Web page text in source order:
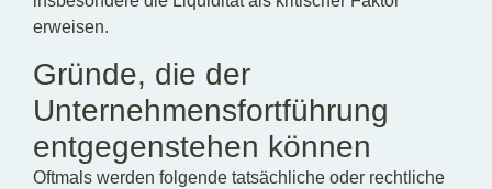
erweisen.
Gründe, die der
Unternehmensfortführung
entgegenstehen können
Oftmals werden folgende tatsächliche oder rechtliche